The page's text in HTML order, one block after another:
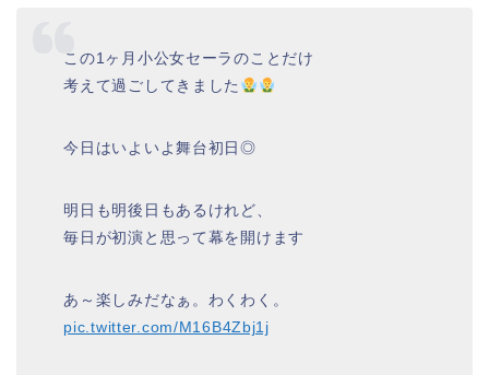
この1ヶ月小公女セーラのことだけ
考えて過ごしてきました
今日はいよいよ舞台初日◎
明日も明後日もあるけれど、
毎日が初演と思って幕を開けます
あ～楽しみだなぁ。わくわく。
pic.twitter.com/M16B4Zbj1j